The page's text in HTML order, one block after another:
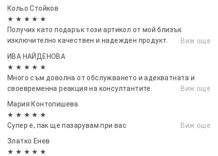
Кольо Стойков
★ ★ ★ ★ ★
Получих като подарък този артикол от мой близък
изключително качествен и надежден продукт.
Препоръчвам
Виж още
ИВА НАЙДЕНОВА
★ ★ ★ ★ ★
Много съм доволна от обслужването и адекватната и
своевременна реакция на консултантите.
Виж още
Мария Контопишева
★ ★ ★ ★ ★
Супер е, пак ще пазарувам при вас
Виж още
Златко Енев
★ ★ ★ ★ ★